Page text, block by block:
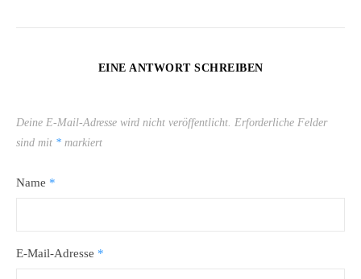
EINE ANTWORT SCHREIBEN
Deine E-Mail-Adresse wird nicht veröffentlicht. Erforderliche Felder
sind mit * markiert
Name *
E-Mail-Adresse *